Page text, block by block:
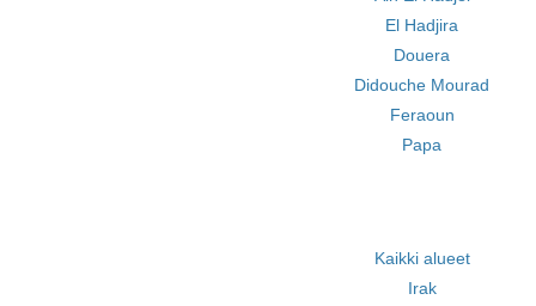
El Hadjira
Douera
Didouche Mourad
Feraoun
Papa
Kaikki alueet
Irak